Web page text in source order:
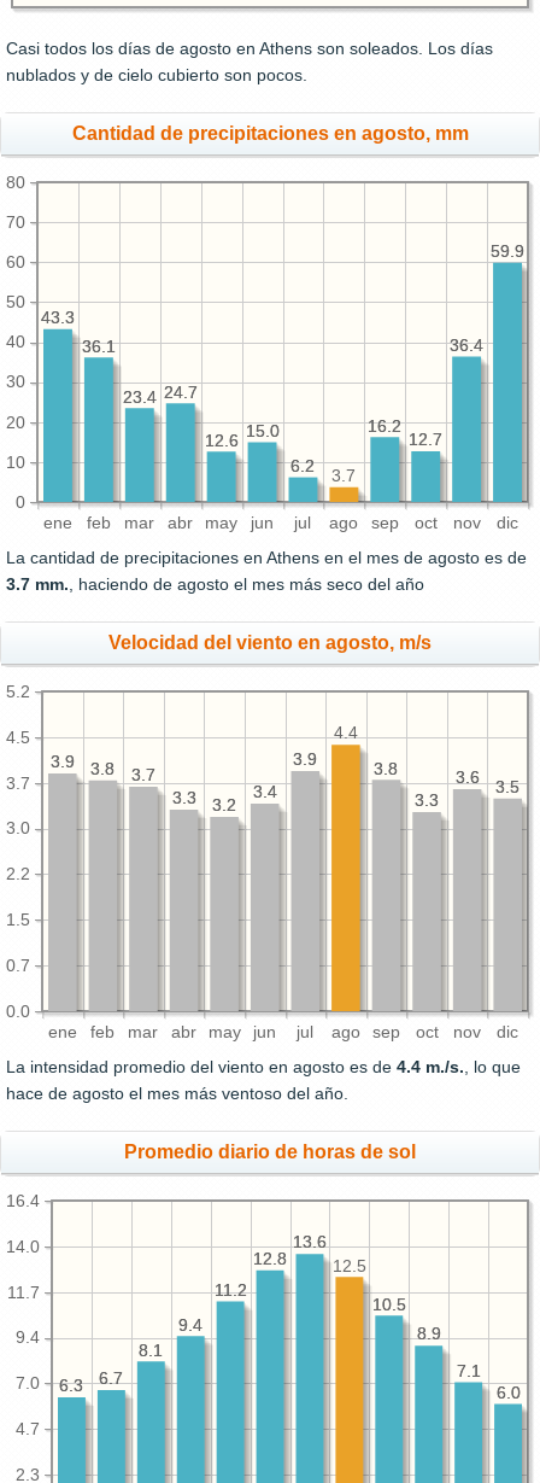
Casi todos los días de agosto en Athens son soleados. Los días
nublados y de cielo cubierto son pocos.
Cantidad de precipitaciones en agosto, mm
ene feb mar abr may jun jul ago sep oct nov dic
0
10
20
30
40
50
60
70
80
59.9
36.4
12.7
16.2
6.2
15.0
12.6
24.7
23.4
36.1
43.3
59.9
36.4
12.7
16.2
3.7
6.2
15.0
12.6
24.7
23.4
36.1
43.3
La cantidad de precipitaciones en Athens en el mes de agosto es de
3.7 mm., haciendo de agosto el mes más seco del año
Velocidad del viento en agosto, m/s
ene feb mar abr may jun jul ago sep oct nov dic
0.0
0.7
1.5
2.2
3.0
3.7
4.5
5.2
3.5
3.6
3.3
3.8
3.9
3.4
3.2
3.3
3.7
3.8
3.9
3.5
3.6
3.3
3.8
4.4
3.9
3.4
3.2
3.3
3.7
3.8
3.9
La intensidad promedio del viento en agosto es de 4.4 m./s., lo que
hace de agosto el mes más ventoso del año.
Promedio diario de horas de sol
2.3
4.7
7.0
9.4
11.7
14.0
16.4
6.0
7.1
8.9
10.5
13.6
12.8
11.2
9.4
8.1
6.7
6.3 6.0
7.1
8.9
10.5
12.5
13.6
12.8
11.2
9.4
8.1
6.7
6.3